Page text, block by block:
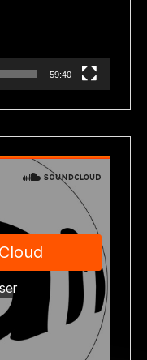
59:40